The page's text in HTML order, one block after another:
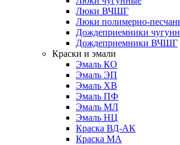
Люки ВЧШГ
Люки полимерно-
Дождеприемники
Дождеприемники ВЧШГ
Краски и эмали
Эмаль КО
Эмаль ЭП
Эмаль ХВ
Эмаль ПФ
Эмаль МЛ
Эмаль НЦ
Краска ВД-АК
Краска МА